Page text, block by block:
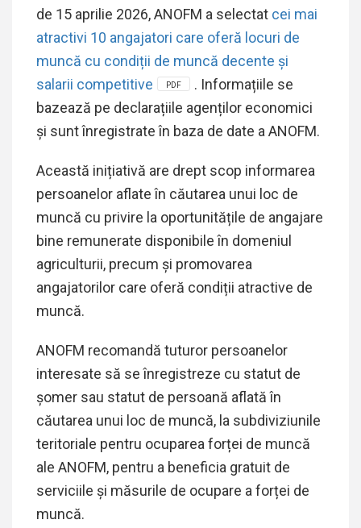
de 15 aprilie 2026, ANOFM a selectat cei mai
atractivi 10 angajatori care oferă locuri de
muncă cu condiții de muncă decente și
salarii competitive
PDF
. Informațiile se
bazează pe declarațiile agenților economici
și sunt înregistrate în baza de date a ANOFM.
Această inițiativă are drept scop informarea
persoanelor aflate în căutarea unui loc de
muncă cu privire la oportunitățile de angajare
bine remunerate disponibile în domeniul
agriculturii, precum și promovarea
angajatorilor care oferă condiții atractive de
muncă.
ANOFM recomandă tuturor persoanelor
interesate să se înregistreze cu statut de
șomer sau statut de persoană aflată în
căutarea unui loc de muncă, la subdiviziunile
teritoriale pentru ocuparea forței de muncă
ale ANOFM, pentru a beneficia gratuit de
serviciile și măsurile de ocupare a forței de
muncă.